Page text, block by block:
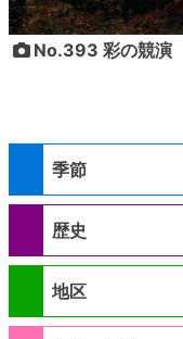
No.393 彩の競演
季節
歴史
地区